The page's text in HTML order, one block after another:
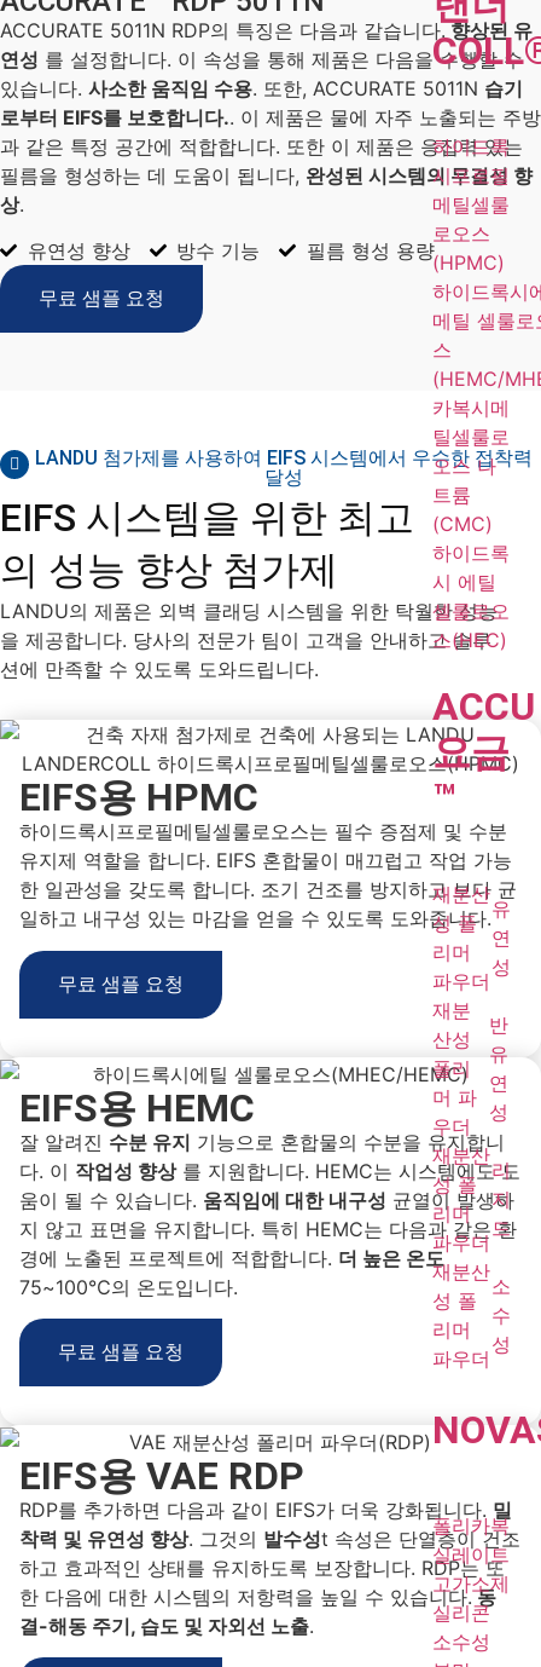
COLL
하이드록
시프로필
메틸셀룰
로오스
(HPMC)
하이드록시
메틸 셀룰로
스
(HEMC/
카복시메
틸셀룰로
오스 나
트륨
(CMC)
하이드록
시 에틸
셀룰로오
스(HEC)
ACCU
요금
™
재분산
성 폴
리머
파우더
유
연
성
재분
산성
폴리
머 파
우더
반
유
연
성
재분산
성 폴
리머
파우더
리
지
드
재분산
성 폴
리머
파우더
소
수
성
NOVA
폴리카복
실레이트
고가소제
실리콘
소수성
ACCURATE 5011N RDP의 특징은 다음과 같습니다.향상된 유
연성 를 설정합니다. 이 속성을 통해 제품은 다음을 수행할 수
있습니다. 사소한 움직임 수용. 또한, ACCURATE 5011N 습기
로부터 EIFS를 보호합니다.. 이 제품은 물에 자주 노출되는 주방
과 같은 특정 공간에 적합합니다. 또한 이 제품은 응집력 있는
필름을 형성하는 데 도움이 됩니다, 완성된 시스템의 무결성 향
상.
유연성 향상
방수 기능 필름 형성 용량
무료 샘플 요청
LANDU 첨가제를 사용하여 EIFS 시스템에서 우수한 접착력
달성
EIFS 시스템을 위한 최고
의 성능 향상 첨가제
LANDU의 제품은 외벽 클래딩 시스템을 위한 탁월한 성능
을 제공합니다. 당사의 전문가 팀이 고객을 안내하고 솔루
션에 만족할 수 있도록 도와드립니다.
EIFS용 HPMC
하이드록시프로필메틸셀룰로오스는 필수 증점제 및 수분
유지제 역할을 합니다. EIFS 혼합물이 매끄럽고 작업 가능
한 일관성을 갖도록 합니다. 조기 건조를 방지하고 보다 균
일하고 내구성 있는 마감을 얻을 수 있도록 도와줍니다.
무료 샘플 요청
EIFS용 HEMC
잘 알려진 수분 유지 기능으로 혼합물의 수분을 유지합니
다. 이 작업성 향상를 지원합니다. HEMC는 시스템에도 도
움이 될 수 있습니다. 움직임에 대한 내구성 균열이 발생하
지 않고 표면을 유지합니다. 특히 HEMC는 다음과 같은 환
경에 노출된 프로젝트에 적합합니다. 더 높은 온도
75~100℃의 온도입니다.
무료 샘플 요청
EIFS용 VAE RDP
RDP를 추가하면 다음과 같이 EIFS가 더욱 강화됩니다. 밀
착력 및 유연성 향상. 그것의 발수성t 속성은 단열층이 건조
하고 효과적인 상태를 유지하도록 보장합니다. RDP는 또
한 다음에 대한 시스템의 저항력을 높일 수 있습니다.동
결-해동 주기, 습도 및 자외선 노출.